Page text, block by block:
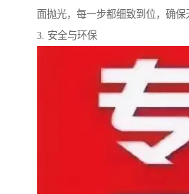
面抛光，每一步都细致到位，确保
3. 安全与环保